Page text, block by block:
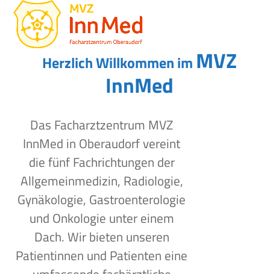
Skip
content
Open
mobile
menu
Close
mobile
menu
Herzlich Willkommen im MVZ
InnMed
Das Facharztzentrum MVZ
InnMed in Oberaudorf vereint
die fünf Fachrichtungen der
Allgemeinmedizin, Radiologie,
Gynäkologie, Gastroenterologie
und Onkologie unter einem
Dach. Wir bieten unseren
Patientinnen und Patienten eine